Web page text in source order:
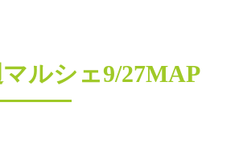
ルシェ9/27MAP